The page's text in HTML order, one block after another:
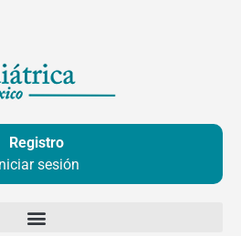
Registro
sesión